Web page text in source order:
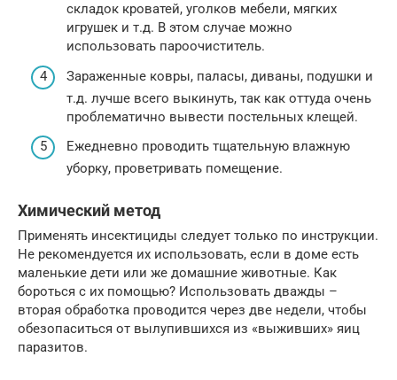
складок кроватей, уголков мебели, мягких
игрушек и т.д. В этом случае можно
использовать пароочиститель.
Зараженные ковры, паласы, диваны, подушки и
т.д. лучше всего выкинуть, так как оттуда очень
проблематично вывести постельных клещей.
Ежедневно проводить тщательную влажную
уборку, проветривать помещение.
Химический метод
Применять инсектициды следует только по инструкции.
Не рекомендуется их использовать, если в доме есть
маленькие дети или же домашние животные. Как
бороться с их помощью? Использовать дважды –
вторая обработка проводится через две недели, чтобы
обезопаситься от вылупившихся из «выживших» яиц
паразитов.